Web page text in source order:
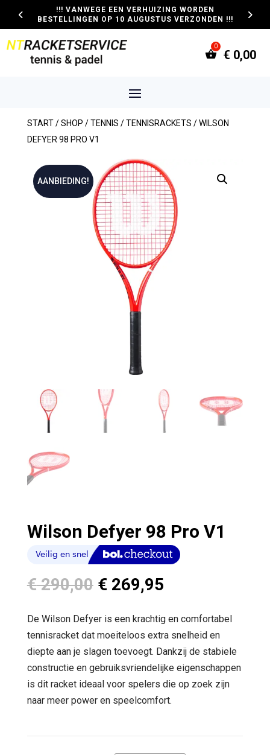
!!! VANWEGE EEN VERHUIZING WORDEN
BESTELLINGEN OP 10 AUGUSTUS VERZONDEN !!!
€ 0,00
START/SHOP /TENNIS /TENNISRACKETS / WILSON
DEFYER 98 PRO V1
AANBIEDING!
Wilson Defyer 98 Pro V1
€290,00 Oorspronkelijke
was:
€ 290,00.
€269,95Huidige
is:
€ 269,95.
De Wilson Defyer is een krachtig en comfortabel
tennisracket dat moeiteloos extra snelheid en
diepte aan je slagen toevoegt. Dankzij de stabiele
constructie en gebruiksvriendelijke eigenschappen
is dit racket ideaal voor spelers die op zoek zijn
naar meer power en speelcomfort.